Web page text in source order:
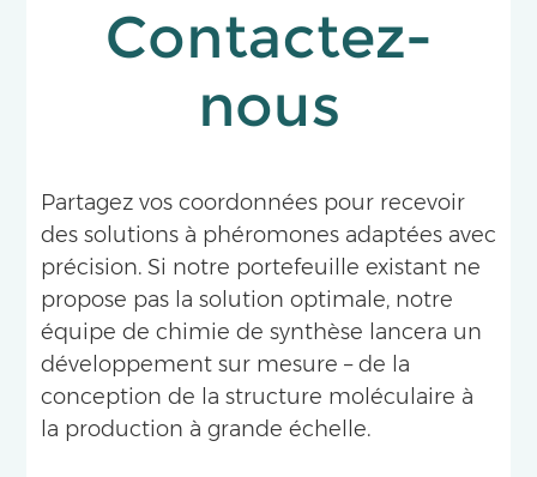
Contactez-
nous
Partagez vos coordonnées pour recevoir
des solutions à phéromones adaptées avec
précision. Si notre portefeuille existant ne
propose pas la solution optimale, notre
équipe de chimie de synthèse lancera un
développement sur mesure – de la
conception de la structure moléculaire à
la production à grande échelle.